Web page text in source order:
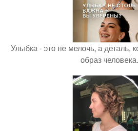
Улыбка - это не мелочь, а деталь,
образ человека.